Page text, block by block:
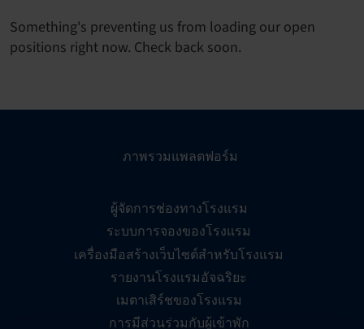
Something's preventing us from loading our open
positions right now. Check back soon.
ภาพรวมแพลตฟอร์ม
ผู้จัดการช่องทางโรงแรม
ระบบการจองของโรงแรม
เครื่องมือสร้างเว็บไซต์สำหรับโรงแรม
รายงานโรงแรมอัจฉริยะ
เมตาเสิร์ชของโรงแรม
การมีส่วนร่วมกับผู้เข้าพัก